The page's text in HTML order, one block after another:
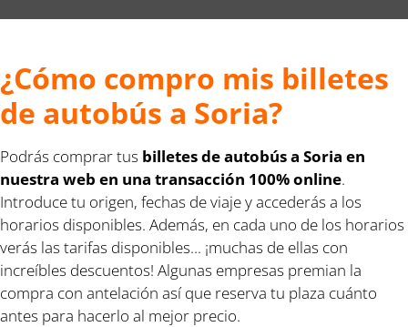
¿Cómo compro mis billetes
de autobús a Soria?
Podrás comprar tus billetes de autobús a Soria en
nuestra web en una transacción 100% online.
Introduce tu origen, fechas de viaje y accederás a los
horarios disponibles. Además, en cada uno de los horarios
verás las tarifas disponibles... ¡muchas de ellas con
increíbles descuentos! Algunas empresas premian la
compra con antelación así que reserva tu plaza cuánto
antes para hacerlo al mejor precio.